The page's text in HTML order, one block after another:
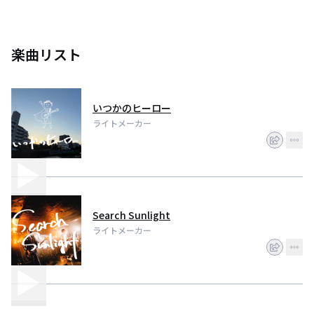
楽曲リスト
いつかのヒーロー
ライトメーカー
Search Sunlight
ライトメーカー